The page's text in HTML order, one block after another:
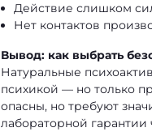
Действие слишком
Нет контактов
Вывод: как выбрать
Натуральные
психикой — но только
опасны, но требуют
лабораторной гарантии